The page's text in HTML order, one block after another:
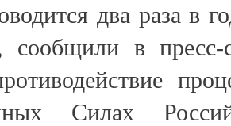
два раза в
сообщили в
Силах